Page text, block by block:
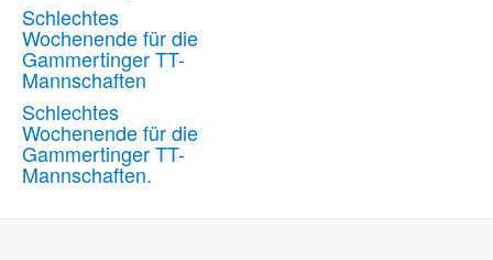
Schlechtes
Wochenende für die
Gammertinger TT-
Mannschaften
Schlechtes
Wochenende für die
Gammertinger TT-
Mannschaften.